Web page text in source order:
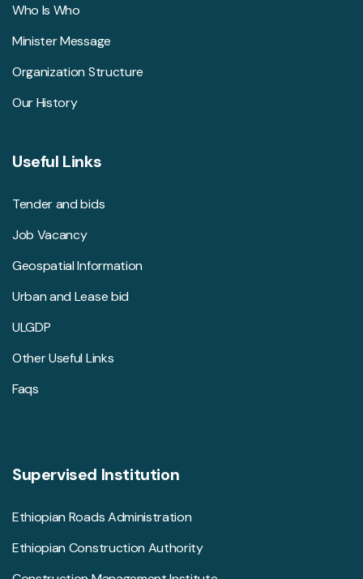
Who Is Who
Minister Message
Organization Structure
Our History
Useful Links
Tender and bids
Job Vacancy
Geospatial Information
Urban and Lease bid
ULGDP
Other Useful Links
Faqs
Supervised Institution
Ethiopian Roads Administration
Ethiopian Construction Authority